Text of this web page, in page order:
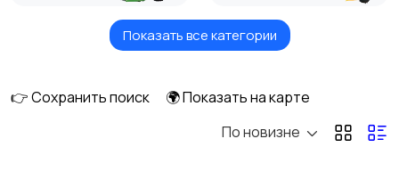
Зерноуборочные
Свеклоуборочные
Кормоуборочные
Показать все категории
👉 Сохранить поиск
🌍 Показать на карте
По новизне